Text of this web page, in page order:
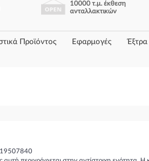
10000 τ.μ. έκθεση
ανταλλακτικών
Προϊόντος Εφαρμογές Έξτρα